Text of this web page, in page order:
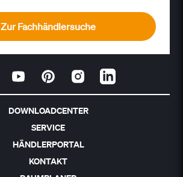
Zur Fachhändlersuche
DOWNLOADCENTER
SERVICE
HÄNDLERPORTAL
KONTAKT